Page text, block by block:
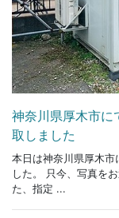
神奈川県厚木市に
取しました
本日は神奈川県厚木市
した。 只今、写真を
た、指定 ...